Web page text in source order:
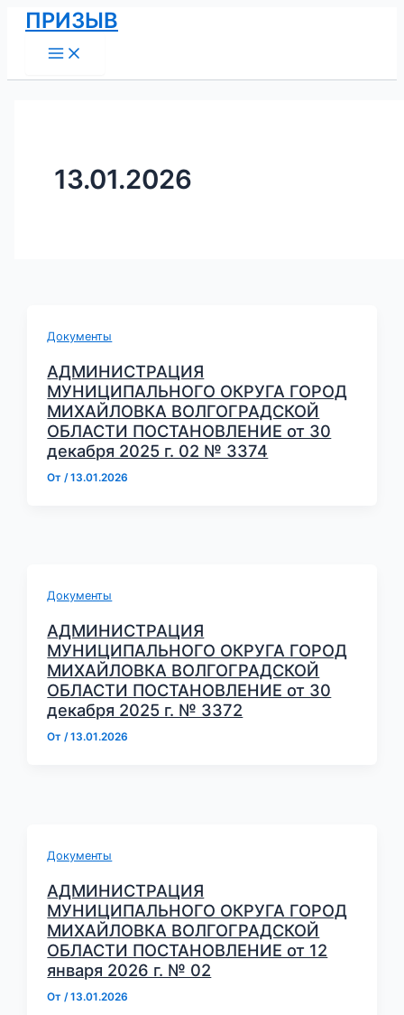
Перейти
содержимому
ПРИЗЫВ
Menu
13.01.2026
Документы
АДМИНИСТРАЦИЯ
МУНИЦИПАЛЬНОГО ОКРУГА ГОРОД
МИХАЙЛОВКА ВОЛГОГРАДСКОЙ
ОБЛАСТИ ПОСТАНОВЛЕНИЕ от 30
декабря 2025 г. 02 № 3374
От/13.01.2026
Документы
АДМИНИСТРАЦИЯ
МУНИЦИПАЛЬНОГО ОКРУГА ГОРОД
МИХАЙЛОВКА ВОЛГОГРАДСКОЙ
ОБЛАСТИ ПОСТАНОВЛЕНИЕ от 30
декабря 2025 г. № 3372
От/13.01.2026
Документы
АДМИНИСТРАЦИЯ
МУНИЦИПАЛЬНОГО ОКРУГА ГОРОД
МИХАЙЛОВКА ВОЛГОГРАДСКОЙ
ОБЛАСТИ ПОСТАНОВЛЕНИЕ от 12
января 2026 г. № 02
От /13.01.2026
Постраничная
навигация
записи